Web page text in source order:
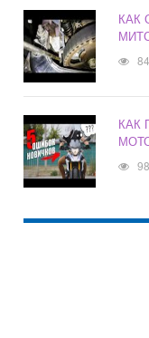
КАК
КАК